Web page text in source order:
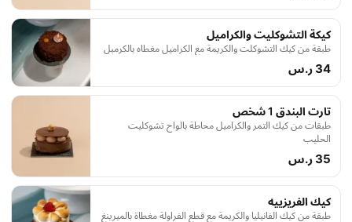
كيكة التشوكليت والكراميل
طبقة من كيك التشوكلت والكريمة مع الكراميل مغطاه بالكرمبل
34 ر.س
تارت البندق 1 شخص
طبقات من كيك التمر والكراميل محاطة بالواح تشوكليت
الحليب
35 ر.س
كيك الفريزييه
طبقة من كيك الفانيليا والكريمة مع قطع الفراولة مغطاة بالميرينغ